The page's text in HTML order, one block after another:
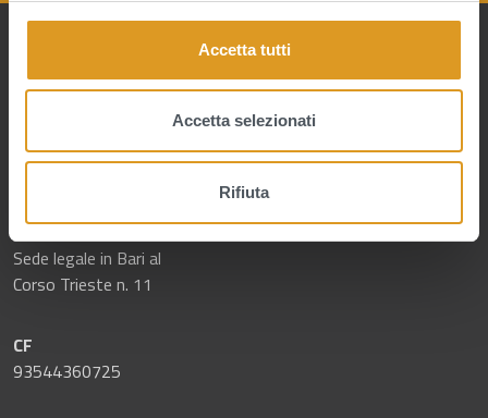
Accetta tutti
Accetta selezionati
Rifiuta
Sede legale in Bari al
Corso Trieste n. 11
CF
93544360725